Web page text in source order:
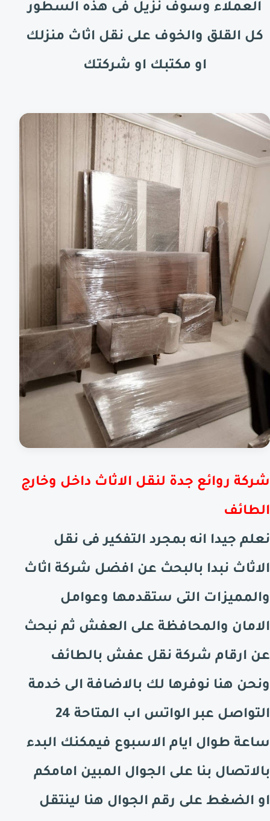
العملاء وسوف نزيل فى هذه السطور
كل القلق والخوف على نقل اثاث منزلك
او مكتبك او شركتك
شركة روائع جدة لنقل الاثاث داخل وخارج
الطائف
نعلم جيدا انه بمجرد التفكير فى نقل
الاثاث نبدا بالبحث عن افضل شركة اثاث
والمميزات التى ستقدمها وعوامل
الامان والمحافظة على العفش ثم نبحث
عن ارقام شركة نقل عفش بالطائف
ونحن هنا نوفرها لك بالاضافة الى خدمة
التواصل عبر الواتس اب المتاحة 24
ساعة طوال ايام الاسبوع فيمكنك البدء
بالاتصال بنا على الجوال المبين امامكم
او الضغط على رقم الجوال هنا لينتقل